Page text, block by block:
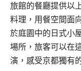
旅館的餐廳提供以
料理，用餐空間面
於庭園中的日式小
場所，旅客可以在
演，感受京都獨有